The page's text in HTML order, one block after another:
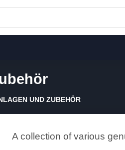
UND ZUBEHÖR
A collection of various